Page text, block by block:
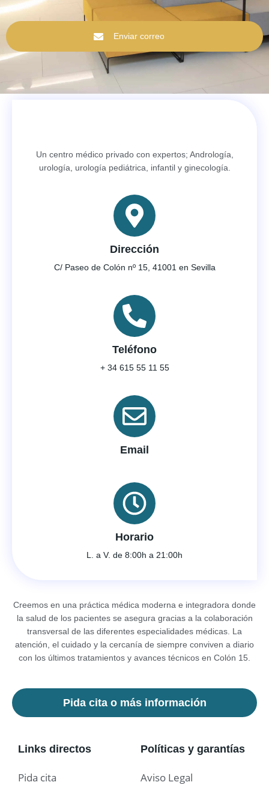
Enviar correo
Un centro médico privado con expertos; Andrología,
urología, urología pediátrica, infantil y ginecología.
Dirección
C/ Paseo de Colón nº 15, 41001 en Sevilla
Teléfono
+ 34 615 55 11 55
Email
Horario
L. a V. de 8:00h a 21:00h
Creemos en una práctica médica moderna e integradora donde
la salud de los pacientes se asegura gracias a la colaboración
transversal de las diferentes especialidades médicas. La
atención, el cuidado y la cercanía de siempre conviven a diario
con los últimos tratamientos y avances técnicos en Colón 15.
Pida cita o más información
Links directos
Pida cita
Políticas y garantías
Aviso Legal